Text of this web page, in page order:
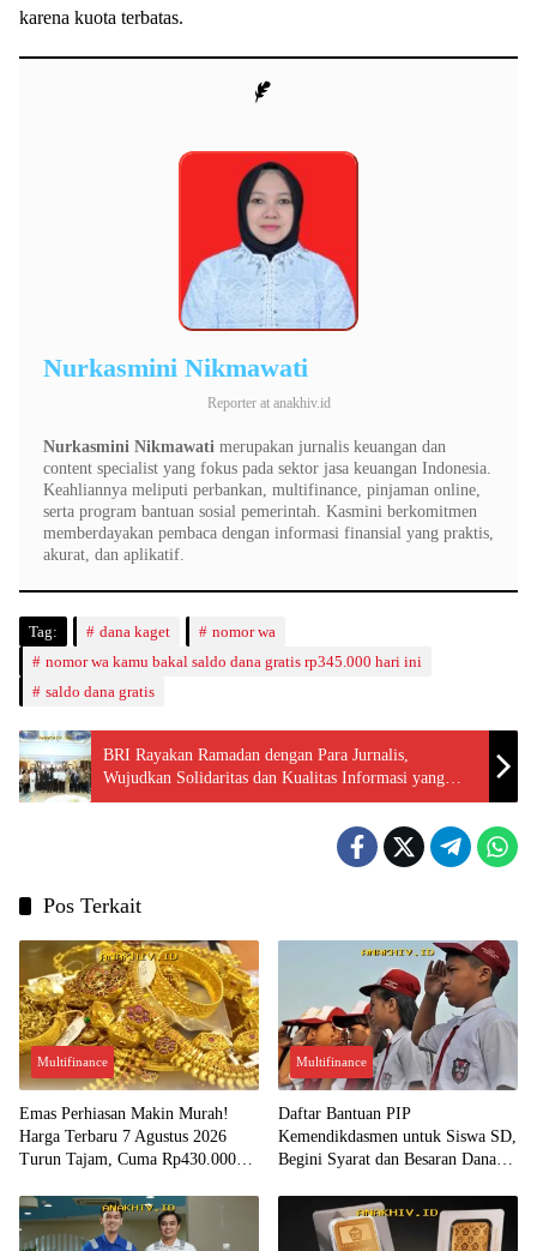
karena kuota terbatas.
Nurkasmini Nikmawati
Reporter at anakhiv.id
Nurkasmini Nikmawati merupakan jurnalis keuangan dan
content specialist yang fokus pada sektor jasa keuangan Indonesia.
Keahliannya meliputi perbankan, multifinance, pinjaman online,
serta program bantuan sosial pemerintah. Kasmini berkomitmen
memberdayakan pembaca dengan informasi finansial yang praktis,
akurat, dan aplikatif.
Tag: dana kaget
nomor wa
nomor wa kamu bakal saldo dana gratis rp345.000 hari ini
saldo dana gratis
BRI Rayakan Ramadan dengan Para Jurnalis,
Wujudkan Solidaritas dan Kualitas Informasi yang
Berkualitas!
Pos Terkait
Multifinance
Emas Perhiasan Makin Murah!
Harga Terbaru 7 Agustus 2026
Turun Tajam, Cuma Rp430.000
Multifinance
Daftar Bantuan PIP
Kemendikdasmen untuk Siswa SD,
Begini Syarat dan Besaran Dana